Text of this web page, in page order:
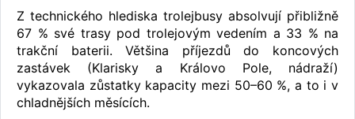
Z technického hlediska trolejbusy absolvují přibližně
67 % své trasy pod trolejovým vedením a 33 % na
trakční baterii. Většina příjezdů do koncových
zastávek (Klarisky a Královo Pole, nádraží)
vykazovala zůstatky kapacity mezi 50–60 %, a to i v
chladnějších měsících.